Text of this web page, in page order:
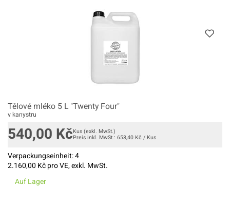
Tělové mléko 5 L "Twenty Four"
v kanystru
540,00 KčKus (exkl. MwSt.)
Preis inkl. MwSt.: 653,40 Kč / Kus
Verpackungseinheit:4
2.160,00 Kč pro VE, exkl. MwSt.
Auf Lager